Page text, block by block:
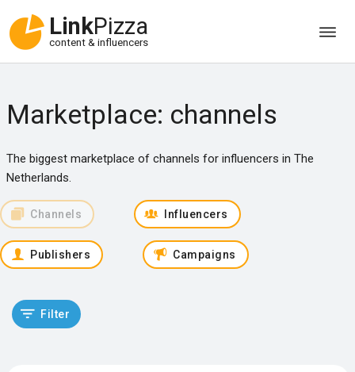
LinkPizza
content & influencers
Marketplace: channels
The biggest marketplace of channels for influencers in The
Netherlands.
Channels Influencers
Publishers Campaigns
Filter